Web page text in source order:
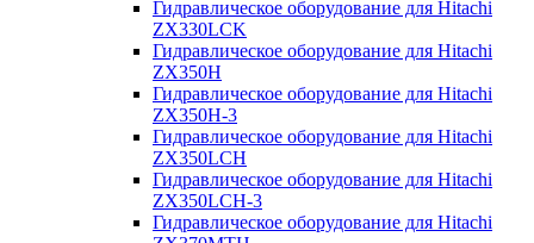
Гидравлическое оборудование для Hitachi
ZX330LCK
Гидравлическое оборудование для Hitachi
ZX350H
Гидравлическое оборудование для Hitachi
ZX350H-3
Гидравлическое оборудование для Hitachi
ZX350LCH
Гидравлическое оборудование для Hitachi
ZX350LCH-3
Гидравлическое оборудование для Hitachi